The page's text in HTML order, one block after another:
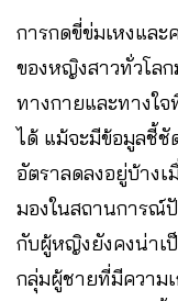
การกดขี่ข่มเหงและ
ของหญิงสาวทั่วโล
ทางกายและทางใ
ได้ แม้จะมีข้อมูลชี้
อัตราลดลงอยู่บ้าง
มองในสถานการณ์
กับผู้หญิงยังคงน่าเ
กลุ่มผู้ชายที่มีความ